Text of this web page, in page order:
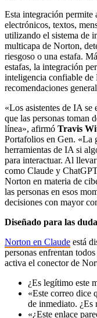
Esta integración permite
electrónicos, textos,
utilizando el sistema de
multicapa de Norton,
riesgoso o una estafa.
estafas, la integración
inteligencia confiable de
recomendaciones
«Los asistentes de IA se
que las personas toman
línea», afirmó Travis
Portafolios en Gen. «La
herramientas de IA si
para interactuar. Al
como Claude y
Norton en materia de
las personas en esos
decisiones con mayor
Diseñado para las
Norton en Claude está
personas enfrentan
activa el conector de
¿Es legítimo este
«Este correo dice
de inmediato. ¿Es
«¿Este enlace